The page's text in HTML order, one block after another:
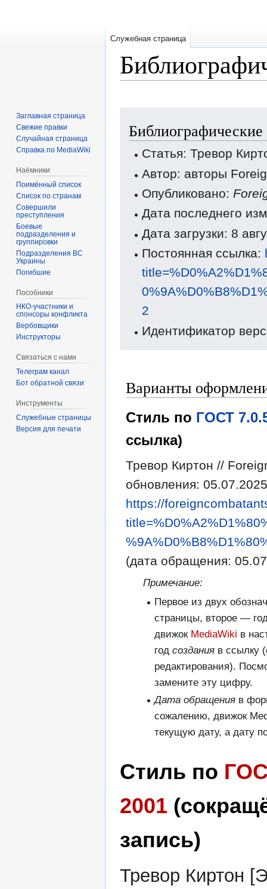
навигации
поиску
Статья: Тревор
Автор: авторы
Опубликовано:
Дата последнего
Дата загрузки: 8
Постоянная ссылка:
2
Идентификатор
Варианты
Стиль по ГОСТ
ссылка)
Тревор Киртон //
обновления:
https://
(дата обращения:
Примечание:
Первое из двух
страницы, второе —
движок MediaWiki в
год созданияв ссылку
редактирования).
замените эту цифру.
Дата обращенияв
сожалению, движок
текущую дату, а дату
Стиль по
2001
запись)
Тревор Киртон
Служебная страница
Заглавная страница
Свежие правки
Случайная страница
Справка по MediaWiki
Наёмники
Поимённый список
Список по странам
Совершили
преступления
Боевые
подразделения и
группировки
Подразделения ВС
Украины
Погибшие
Пособники
спонсоры конфликта
‏‎Вербовщики
Инструкторы
Связаться с нами
Телеграм канал
Бот обратной связи
Инструменты
Служебные страницы
Версия для печати